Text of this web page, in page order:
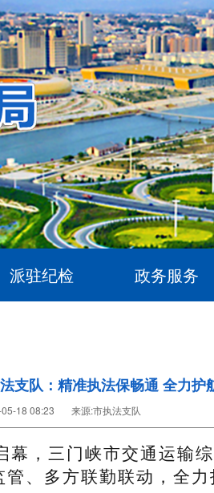
派驻纪检 政务服务
支队：精准执法保畅通 全力护
18 08:23 来源:市执法支队
，三门峡市交通运输
、多方联勤联动，全